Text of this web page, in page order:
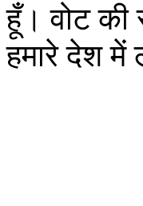
हूँ। वोट की
हमारे देश में